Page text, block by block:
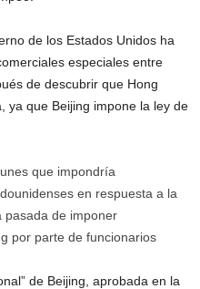
de los Estados Unidos ha
especiales entre
de descubrir que Hong
ya que Beijing impone la ley de
que impondría
en respuesta a la
pasada de imponer
por parte de funcionarios
de Beijing, aprobada en la